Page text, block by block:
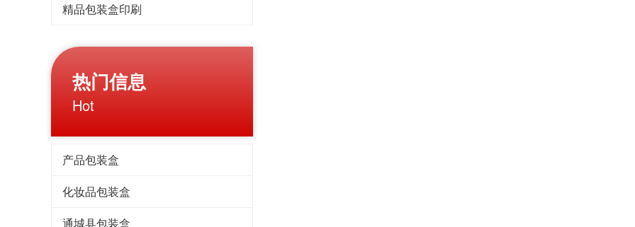
精品包装盒印刷
热门信息
Hot
产品包装盒
化妆品包装盒
通城县包装盒